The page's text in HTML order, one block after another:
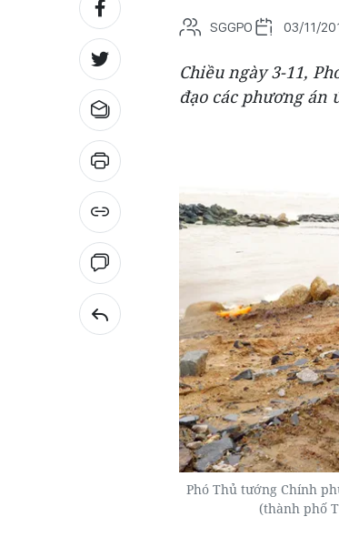
SGGPO 03/11/
Chiều ngày 3-11,
đạo các phương án
Phó Thủ tướng Chính
(thành phố